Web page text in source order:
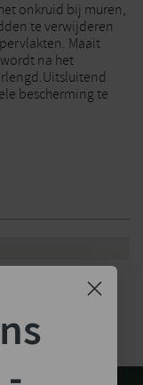
onkruid bij muren,
te verwijderen
Maait
na het
bescherming te